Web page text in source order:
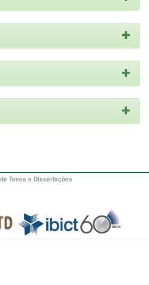
Teses e Dissertações